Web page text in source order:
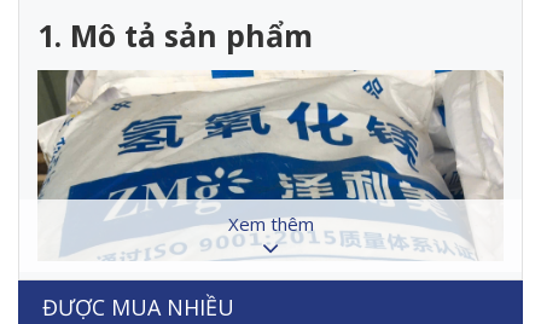
1. Mô tả sản phẩm
Xem thêm
ĐƯỢC MUA NHIỀU